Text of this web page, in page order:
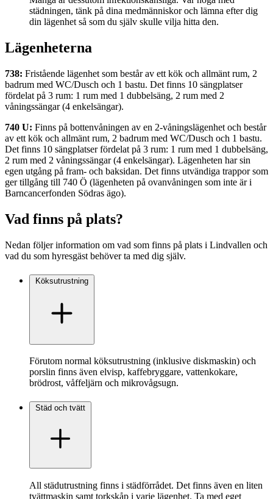
städningen, tänk på dina medmänniskor och lämna efter dig
din lägenhet så som du själv skulle vilja hitta den.
Lägenheterna
738: Fristående lägenhet som består av ett kök och allmänt rum, 2
badrum med WC/Dusch och 1 bastu. Det finns 10 sängplatser
fördelat på 3 rum: 1 rum med 1 dubbelsäng, 2 rum med 2
våningssängar (4 enkelsängar).
740 U: Finns på bottenvåningen av en 2-våningslägenhet och består
av ett kök och allmänt rum, 2 badrum med WC/Dusch och 1 bastu.
Det finns 10 sängplatser fördelat på 3 rum: 1 rum med 1 dubbelsäng,
2 rum med 2 våningssängar (4 enkelsängar). Lägenheten har sin
egen utgång på fram- och baksidan. Det finns utvändiga trappor som
ger tillgång till 740 Ö (lägenheten på ovanvåningen som inte är i
Barncancerfonden Södras ägo).
Vad finns på plats?
Nedan följer information om vad som finns på plats i Lindvallen och
vad du som hyresgäst behöver ta med dig själv.
Köksutrustning
Förutom normal köksutrustning (inklusive diskmaskin) och
porslin finns även elvisp, kaffebryggare, vattenkokare,
brödrost, våffeljärn och mikrovågsugn.
Städ och tvätt
All städutrustning finns i städförrådet. Det finns även en liten
tvättmaskin samt torkskåp i varje lägenhet. Ta med eget